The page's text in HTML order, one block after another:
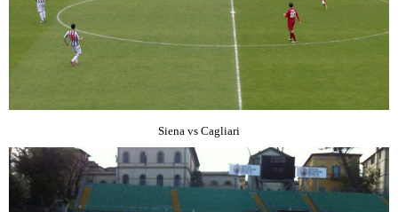
Siena vs Cagliari